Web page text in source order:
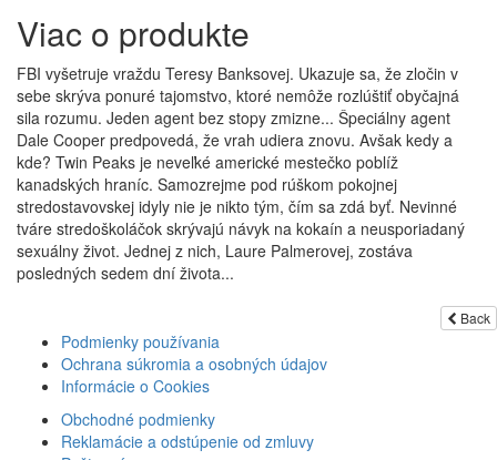
Viac o produkte
FBI vyšetruje vraždu Teresy Banksovej. Ukazuje sa, že zločin v
sebe skrýva ponuré tajomstvo, ktoré nemôže rozlúštiť obyčajná
sila rozumu. Jeden agent bez stopy zmizne... Špeciálny agent
Dale Cooper predpovedá, že vrah udiera znovu. Avšak kedy a
kde? Twin Peaks je neveľké americké mestečko poblíž
kanadských hraníc. Samozrejme pod rúškom pokojnej
stredostavovskej idyly nie je nikto tým, čím sa zdá byť. Nevinné
tváre stredoškoláčok skrývajú návyk na kokaín a neusporiadaný
sexuálny život. Jednej z nich, Laure Palmerovej, zostáva
posledných sedem dní života...
Back
Podmienky používania
Ochrana súkromia a osobných údajov
Informácie o Cookies
Obchodné podmienky
Reklamácie a odstúpenie od zmluvy